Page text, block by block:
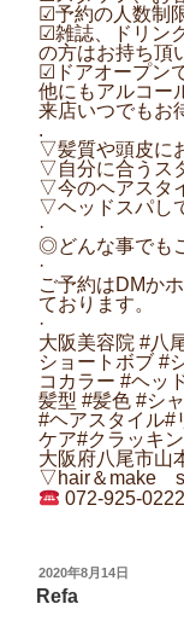
☑︎予約の人数制
☑︎雑誌、ドリン
の方はお持ち頂
☑︎ドアオープン
他にもアルコー
来店いつでもお
.
▽髪質や頭皮に
▽自分に合うス
▽今のヘアスタ
▽ヘッドスパし
·
◎どんな事でも
·
ご予約はDMか
ております。
·
大阪美容院 #八
ショートボブ #
コカラー #ヘッ
髪型 #髪色 #シ
#ヘアスタイル#
ケア#クラッキ
大阪府八尾市山
▽hair＆make
072-925-0222
投
日:
2020年8月14日
Refa